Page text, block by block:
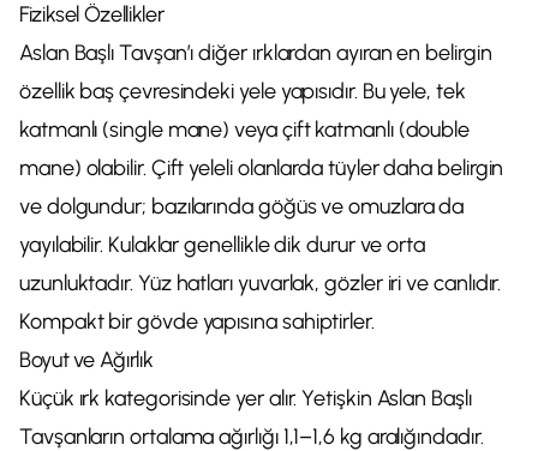
Fiziksel Özellikler
Aslan Başlı Tavşan’ı diğer ırklardan ayıran en belirgin
özellik baş çevresindeki yele yapısıdır. Bu yele, tek
katmanlı (single mane) veya çift katmanlı (double
mane) olabilir. Çift yeleli olanlarda tüyler daha belirgin
ve dolgundur; bazılarında göğüs ve omuzlara da
yayılabilir. Kulaklar genellikle dik durur ve orta
uzunluktadır. Yüz hatları yuvarlak, gözler iri ve canlıdır.
Kompakt bir gövde yapısına sahiptirler.
Boyut ve Ağırlık
Küçük ırk kategorisinde yer alır. Yetişkin Aslan Başlı
Tavşanların ortalama ağırlığı 1,1–1,6 kg aralığındadır.